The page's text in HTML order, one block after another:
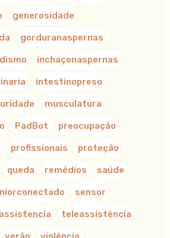
generosidade
gorduranaspernas
inchaçonaspernas
intestinopreso
musculatura
PadBot preocupação
profissionais proteção
queda remédios saúde
sensor
teleassistência